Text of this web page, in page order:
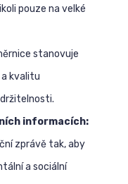
pouze na velké
stanovuje
a kvalitu
informacích:
zprávě tak, aby
a sociální